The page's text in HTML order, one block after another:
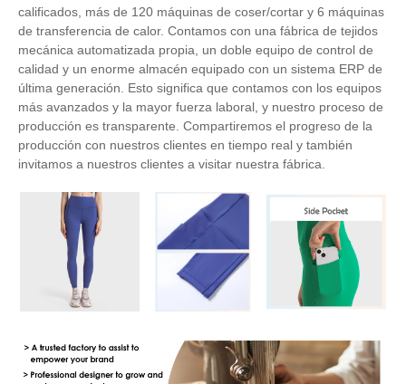
calificados, más de 120 máquinas de coser/cortar y 6 máquinas
de transferencia de calor. Contamos con una fábrica de tejidos
mecánica automatizada propia, un doble equipo de control de
calidad y un enorme almacén equipado con un sistema ERP de
última generación. Esto significa que contamos con los equipos
más avanzados y la mayor fuerza laboral, y nuestro proceso de
producción es transparente. Compartiremos el progreso de la
producción con nuestros clientes en tiempo real y también
invitamos a nuestros clientes a visitar nuestra fábrica.